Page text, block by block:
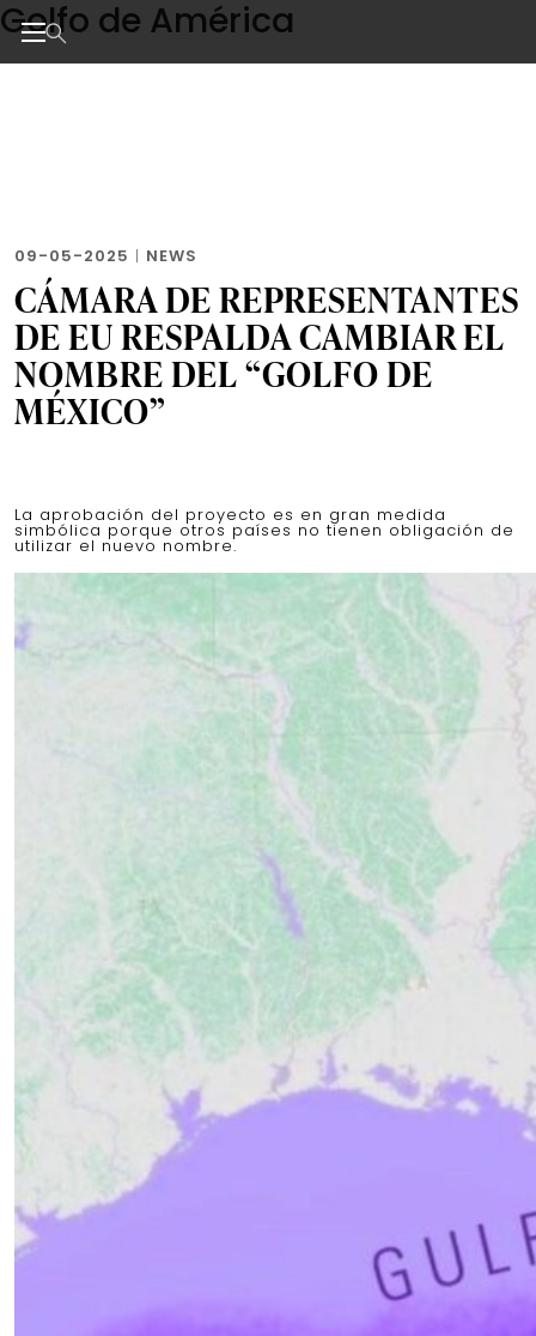
Skip
to
the
Golfo de América
09-05-2025 | NEWS
CÁMARA DE REPRESENTANTES
DE EU RESPALDA CAMBIAR EL
NOMBRE DEL “GOLFO DE
MÉXICO”
La aprobación del proyecto es en gran medida
simbólica porque otros países no tienen obligación de
utilizar el nuevo nombre.